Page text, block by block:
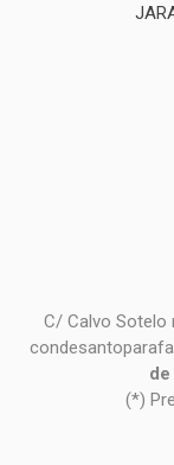
C/ Calvo Sotelo
(*)